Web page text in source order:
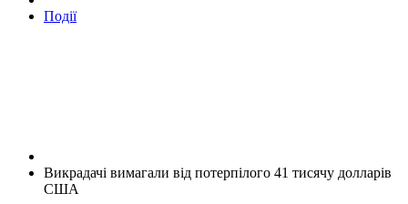
Події
Викрадачі вимагали від потерпілого 41 тисячу долларів
США